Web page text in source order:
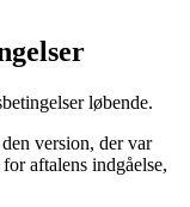
løbende.
version, der var
aftalens indgåelse,